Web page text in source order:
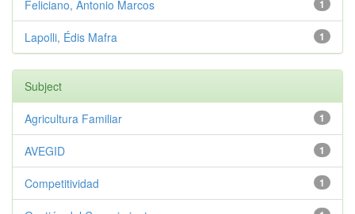
1
Feliciano, Antonio Marcos
1
Lapolli, Édis Mafra
Subject
1
Agricultura Familiar
1
AVEGID
1
Competitividad